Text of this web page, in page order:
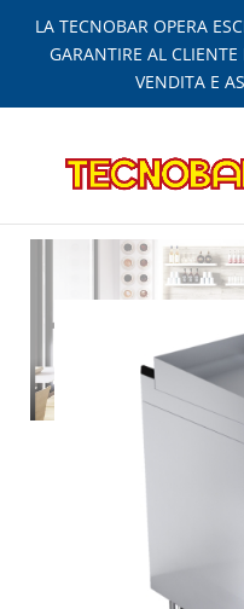
LA TECNOBAR OPERA
GARANTIRE AL
VENDITA E